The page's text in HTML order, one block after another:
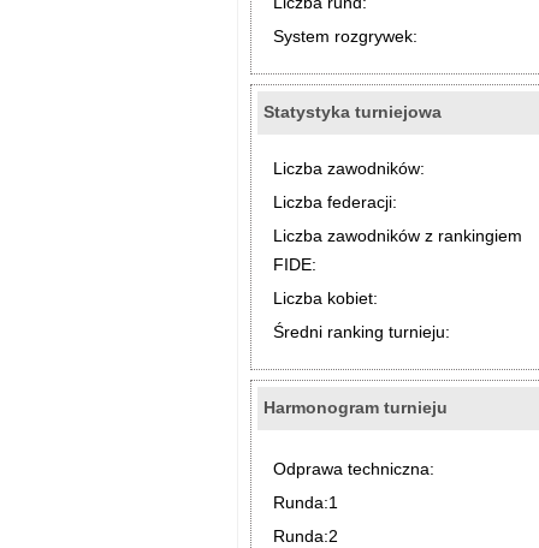
System rozgrywek:
Statystyka turniejowa
Liczba zawodników:
Liczba federacji:
Liczba zawodników z rankingiem
FIDE:
Liczba kobiet:
Średni ranking turnieju:
Harmonogram turnieju
Odprawa techniczna:
Runda:1
Runda:2